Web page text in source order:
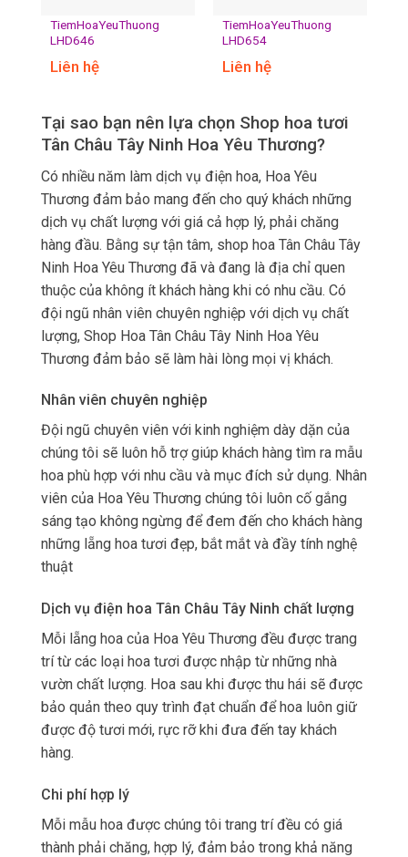
TiemHoaYeuThuong
LHD646
Liên hệ
TiemHoaYeuThuong
LHD654
Liên hệ
Tại sao bạn nên lựa chọn Shop hoa tươi
Tân Châu Tây Ninh Hoa Yêu Thương?
Có nhiều năm làm dịch vụ điện hoa, Hoa Yêu
Thương đảm bảo mang đến cho quý khách những
dịch vụ chất lượng với giá cả hợp lý, phải chăng
hàng đầu. Bằng sự tận tâm, shop hoa Tân Châu Tây
Ninh Hoa Yêu Thương đã và đang là địa chỉ quen
thuộc của không ít khách hàng khi có nhu cầu. Có
đội ngũ nhân viên chuyên nghiệp với dịch vụ chất
lượng, Shop Hoa Tân Châu Tây Ninh Hoa Yêu
Thương đảm bảo sẽ làm hài lòng mọi vị khách.
Nhân viên chuyên nghiệp
Đội ngũ chuyên viên với kinh nghiệm dày dặn của
chúng tôi sẽ luôn hỗ trợ giúp khách hàng tìm ra mẫu
hoa phù hợp với nhu cầu và mục đích sử dụng. Nhân
viên của Hoa Yêu Thương chúng tôi luôn cố gắng
sáng tạo không ngừng để đem đến cho khách hàng
những lẵng hoa tươi đẹp, bắt mắt và đầy tính nghệ
thuật
Dịch vụ điện hoa Tân Châu Tây Ninh chất lượng
Mỗi lẵng hoa của Hoa Yêu Thương đều được trang
trí từ các loại hoa tươi được nhập từ những nhà
vườn chất lượng. Hoa sau khi được thu hái sẽ được
bảo quản theo quy trình đạt chuẩn để hoa luôn giữ
được độ tươi mới, rực rỡ khi đưa đến tay khách
hàng.
Chi phí hợp lý
Mỗi mẫu hoa được chúng tôi trang trí đều có giá
thành phải chăng, hợp lý, đảm bảo trong khả năng